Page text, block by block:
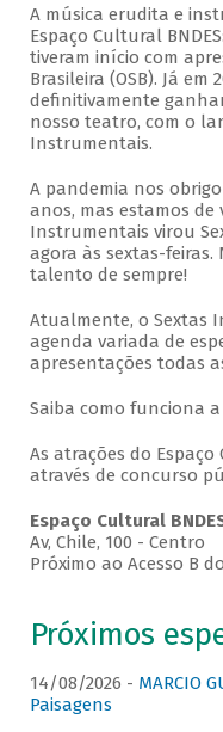
A música erudita e
Espaço Cultural
tiveram início com
Brasileira (OSB). Já
definitivamente
nosso teatro, com o
Instrumentais.
A pandemia nos
anos, mas estamos de
Instrumentais virou
agora às sextas-feiras.
talento de sempre!
Atualmente, o Sextas
agenda variada de
apresentações todas
Saiba como funciona a
As atrações do
através de concurso
Espaço Cultural
Av, Chile, 100 - Centro
Próximo ao Acesso B
Próximos
14/08/2026 - MARCIO
Paisagens